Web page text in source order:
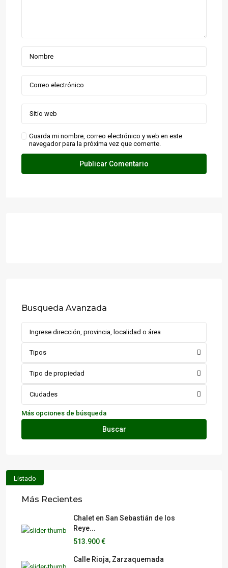
Guarda mi nombre, correo electrónico y web en este
navegador para la próxima vez que comente.
Busqueda Avanzada
Tipos
Tipo de propiedad
Ciudades
Más opciones de búsqueda
Buscar
Listado
Más Recientes
Chalet en San Sebastián de los
Reye...
513.900 €
Calle Rioja, Zarzaquemada